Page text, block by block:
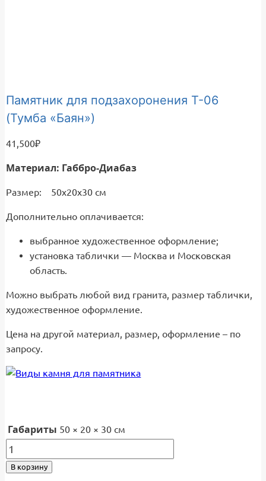
Памятник для подзахоронения Т-06
(Тумба «Баян»)
41,500₽
Материал: Габбро-Диабаз
Размер: 50х20х30 см
Дополнительно оплачивается:
выбранное художественное оформление;
установка таблички — Москва и Московская
область.
Можно выбрать любой вид гранита, размер таблички,
художественное оформление.
Цена на другой материал, размер, оформление – по
запросу.
Габариты 50 × 20 × 30 см
Количество
товара
Памятник
В корзину